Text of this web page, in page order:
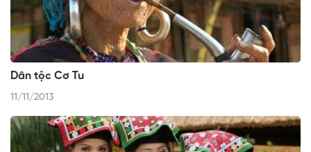
Dân tộc Cơ Tu
11/11/2013